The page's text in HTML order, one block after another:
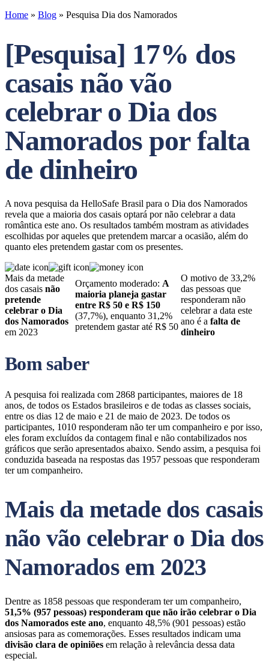
Home » Blog » Pesquisa Dia dos Namorados
[Pesquisa] 17% dos
casais não vão
celebrar o Dia dos
Namorados por falta
de dinheiro
A nova pesquisa da HelloSafe Brasil para o Dia dos Namorados
revela que a maioria dos casais optará por não celebrar a data
romântica este ano. Os resultados também mostram as atividades
escolhidas por aqueles que pretendem marcar a ocasião, além do
quanto eles pretendem gastar com os presentes.
Mais da metade
dos casais não
pretende
celebrar o Dia
dos Namorados
em 2023
Orçamento moderado: A
maioria planeja gastar
entre R$ 50 e R$ 150
(37,7%), enquanto 31,2%
pretendem gastar até R$ 50
O motivo de 33,2%
das pessoas que
responderam não
celebrar a data este
ano é afalta de
dinheiro
Bom saber
A pesquisa foi realizada com 2868 participantes, maiores de 18
anos, de todos os Estados brasileiros e de todas as classes sociais,
entre os dias 12 de maio e 21 de maio de 2023. De todos os
participantes, 1010 responderam não ter um companheiro e por isso,
eles foram excluídos da contagem final e não contabilizados nos
gráficos que serão apresentados abaixo. Sendo assim, a pesquisa foi
conduzida baseada na respostas das 1957 pessoas que responderam
ter um companheiro.
Mais da metade dos casais
não vão celebrar o Dia dos
Namorados em 2023
Dentre as 1858 pessoas que responderam ter um companheiro,
51,5% (957 pessoas) responderam que não irão celebrar o Dia
dos Namorados este ano, enquanto 48,5% (901 pessoas) estão
ansiosas para as comemorações. Esses resultados indicam uma
divisão clara de opiniões em relação à relevância dessa data
especial.